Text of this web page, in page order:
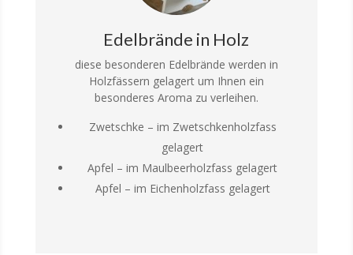
Edelbrände in Holz
diese besonderen Edelbrände werden in
Holzfässern gelagert um Ihnen ein
besonderes Aroma zu verleihen.
Zwetschke – im Zwetschkenholzfass
gelagert
Apfel – im Maulbeerholzfass gelagert
Apfel – im Eichenholzfass gelagert